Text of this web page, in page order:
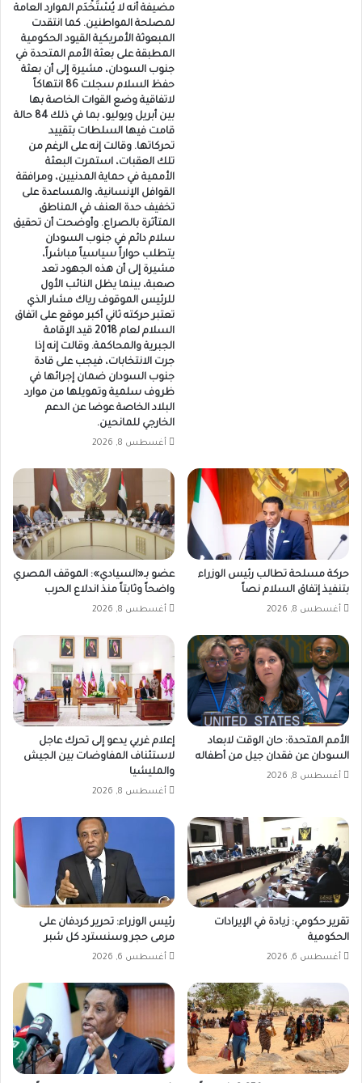
مضيفة أنه لا يُسْتَخْدَم الموارد العامة
لمصلحة المواطنين. كما انتقدت
المبعوثة الأمريكية القيود الحكومية
المطبقة على بعثة الأمم المتحدة في
جنوب السودان، مشيرة إلى أن بعثة
حفظ السلام سجلت 86 انتهاكاً
لاتفاقية وضع القوات الخاصة بها
بين أبريل ويوليو، بما في ذلك 84 حالة
قامت فيها السلطات بتقييد
تحركاتها. وقالت إنه على الرغم من
تلك العقبات، استمرت البعثة
الأممية في حماية المدنيين، ومرافقة
القوافل الإنسانية، والمساعدة على
تخفيف حدة العنف في المناطق
المتأثرة بالصراع. وأوضحت أن تحقيق
سلام دائم في جنوب السودان
يتطلب حواراً سياسياً مباشراً،
مشيرة إلى أن هذه الجهود تعد
صعبة، بينما يظل النائب الأول
للرئيس الموقوف رياك مشار الذي
تعتبر حركته ثاني أكبر موقع على اتفاق
السلام لعام 2018 قيد الإقامة
الجبرية والمحاكمة. وقالت إنه إذا
جرت الانتخابات، فيجب على قادة
جنوب السودان ضمان إجرائها في
ظروف سلمية وتمويلها من موارد
البلاد الخاصة عوضا عن الدعم
الخارجي للمانحين.
أغسطس 8, 2026
حركة مسلحة تطالب رئيس الوزراء
بتنفيذ إتفاق السلام نصاً
أغسطس 8, 2026
عضو بـ«السيادي»: الموقف المصري
واضحاً وثابتاً منذ اندلاع الحرب
أغسطس 8, 2026
الأمم المتحدة: حان الوقت لابعاد
السودان عن فقدان جيل من أطفاله
أغسطس 8, 2026
إعلام غربي يدعو إلى تحرك عاجل
لاستئناف المفاوضات بين الجيش
والمليشيا
أغسطس 8, 2026
تقرير حكومي: زيادة في الإيرادات
الحكومية
أغسطس 6, 2026
رئيس الوزراء: تحرير كردفان على
مرمى حجر وسنسترد كل شبر
أغسطس 6, 2026